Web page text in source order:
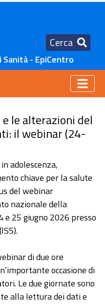
Cerca
- EpiCentro
e le alterazioni del
il webinar (24-
adolescenza,
chiave per la salute
del webinar
nazionale della
e 25 giugno 2026 presso
di due ore
occasione di
Le due giornate sono
alla lettura dei dati e